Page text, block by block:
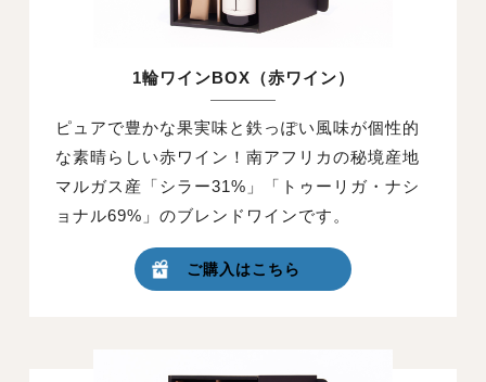
1輪ワインBOX（赤ワイン）
ピュアで豊かな果実味と鉄っぽい風味が個性的
な素晴らしい赤ワイン！南アフリカの秘境産地
マルガス産「シラー31%」「トゥーリガ・ナシ
ョナル69%」のブレンドワインです。
ご購入はこちら